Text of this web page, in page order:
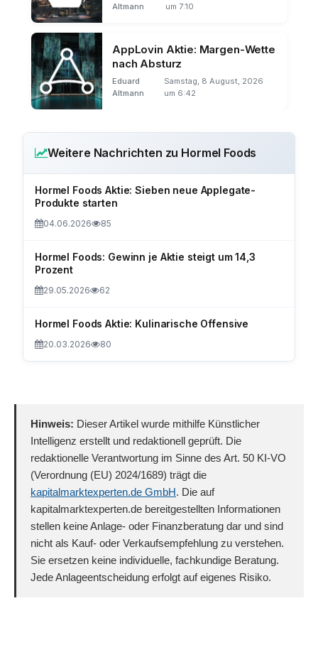
Altmann
um 7:10
AppLovin Aktie: Margen-Wette
nach Absturz
Eduard
Altmann
Samstag, 8 August, 2026
um 6:42
Weitere Nachrichten zu Hormel Foods
Hormel Foods Aktie: Sieben neue Applegate-
Produkte starten
04.06.2026 85
Hormel Foods: Gewinn je Aktie steigt um 14,3
Prozent
29.05.2026 62
Hormel Foods Aktie: Kulinarische Offensive
20.03.2026 80
Hinweis: Dieser Artikel wurde mithilfe Künstlicher
Intelligenz erstellt und redaktionell geprüft. Die
redaktionelle Verantwortung im Sinne des Art. 50 KI-VO
(Verordnung (EU) 2024/1689) trägt die
kapitalmarktexperten.de GmbH. Die auf
kapitalmarktexperten.de bereitgestellten Informationen
stellen keine Anlage- oder Finanzberatung dar und sind
nicht als Kauf- oder Verkaufsempfehlung zu verstehen.
Sie ersetzen keine individuelle, fachkundige Beratung.
Jede Anlageentscheidung erfolgt auf eigenes Risiko.